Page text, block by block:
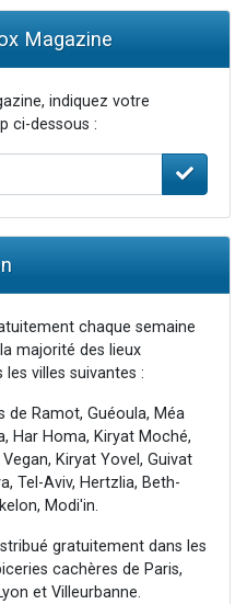
Magazine
indiquez votre
ci-dessous :
chaque semaine
majorité des lieux
villes suivantes :
de Ramot, Guéoula, Méa
Har Homa, Kiryat Moché,
Kiryat Yovel, Guivat
Tel-Aviv, Hertzlia, Beth-
Modi'in.
gratuitement dans les
cachères de Paris,
et Villeurbanne.